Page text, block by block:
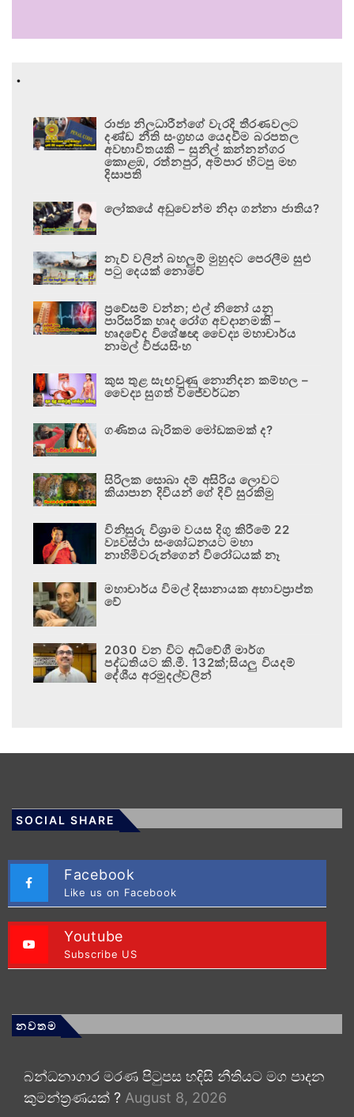
.
රාජ්‍ය නිලධාරීන්ගේ වැරදි තීරණවලට
දණ්ඩ නීති සංග්‍රහය යෙදවීම බරපතල
අවභාවිතයකි – සුනිල් කන්නන්ගර
කොළඹ, රත්නපුර, අම්පාර හිටපු මහ
දිසාපති
ලෝකයේ අඩුවෙන්ම නිදා ගන්නා ජාතිය?
නැව් වලින් බහලුම් මුහුදට පෙරලීම සුළු
පටු දෙයක් නොවේ
ප්‍රවේසම් වන්න; එල් නිනෝ යනු
පාරිසරික හෘද රෝග අවදානමකි –
හෘදවේද විශේෂඥ වෛද්‍ය මහාචාර්ය
නාමල් විජයසිංහ
කුස තුළ සැඟවුණු නොනිදන කම්හල –
වෛද්‍ය සුගත් විජේවර්ධන
ගණිතය බැරිකම මෝඩකමක් ද?
සිරිලක සොබා දම් අසිරිය ලොවට
කියාපාන දිවියන් ගේ දිවි සුරකිමු
විනිසුරු විශ්‍රාම වයස දිගු කිරීමේ 22
ව්‍යවස්ථා සංශෝධනයට මහා
නාහිමිවරුන්ගෙන් විරෝධයක් නෑ
මහාචාර්ය විමල් දිසානායක අභාවප්‍රාප්ත
වේ
2030 වන විට අධිවේගී මාර්ග
පද්ධතියට කි.මී. 132ක්;සියලු වියදම්
දේශීය අරමුදල්වලින්
SOCIAL SHARE
Facebook
Like us on Facebook
Youtube
Subscribe US
නවතම
බන්ධනාගාර මරණ පිටුපස හදිසි නීතියට මග පාදන
කුමන්ත්‍රණයක් ? August 8, 2026